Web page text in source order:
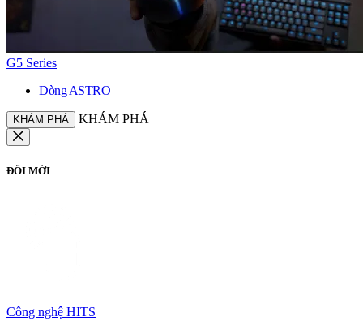
G5 Series
Dòng ASTRO
KHÁM PHÁ KHÁM PHÁ
ĐỔI MỚI
Công nghệ HITS